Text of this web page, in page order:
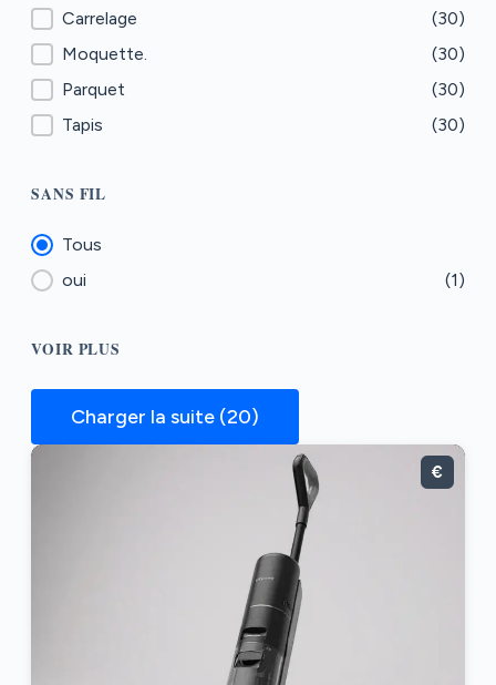
Type de sol
Carrelage
(30)
Moquette.
(30)
Parquet
(30)
Tapis
(30)
SANS FIL
Sans fil
Tous
oui
(1)
VOIR PLUS
Charger la suite (20)
€